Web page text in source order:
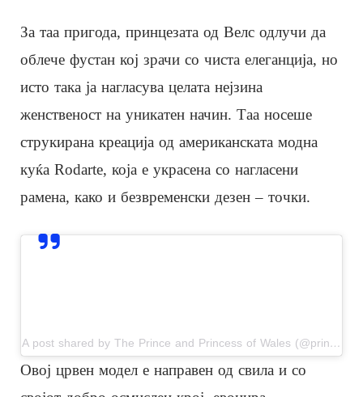
За таа пригода, принцезата од Велс одлучи да
облече фустан кој зрачи со чиста елеганција, но
исто така ја нагласува целата нејзина
женственост на уникатен начин. Таа носеше
струкирана креација од американската модна
куќа Rodarte, која е украсена со нагласени
рамена, како и безвременски дезен – точки.
A post shared by The Prince and Princess of Wales (@princeandprincessofwales)
Овој црвен модел е направен од свила и со